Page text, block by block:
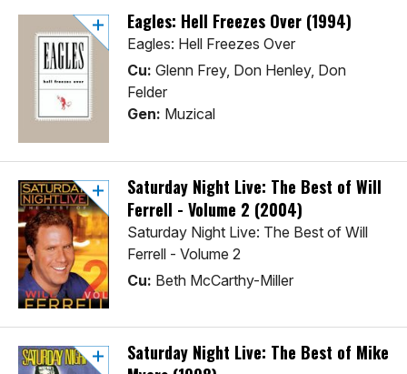
Eagles: Hell Freezes Over (1994)
Eagles: Hell Freezes Over
Cu: Glenn Frey, Don Henley, Don
Felder
Gen: Muzical
Saturday Night Live: The Best of Will
Ferrell - Volume 2 (2004)
Saturday Night Live: The Best of Will
Ferrell - Volume 2
Cu: Beth McCarthy-Miller
Saturday Night Live: The Best of Mike